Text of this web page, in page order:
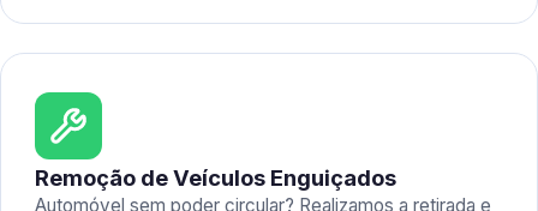
Remoção de Veículos Enguiçados
Automóvel sem poder circular? Realizamos a retirada e